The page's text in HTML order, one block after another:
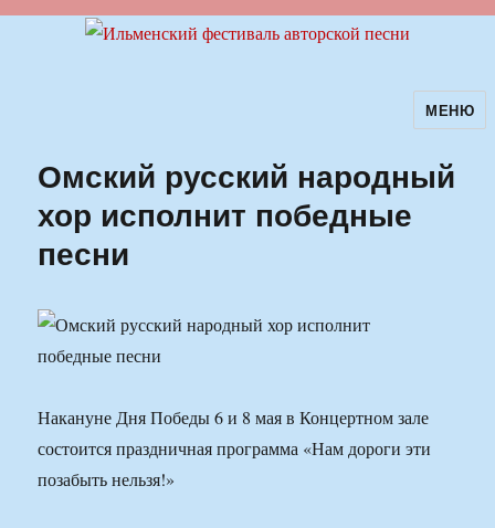
Ильменский фестиваль авторскойМЕНЮ
Омский русский народный
хор исполнит победные
песни
Накануне Дня Победы 6 и 8 мая в Концертном зале
состоится праздничная программа «Нам дороги эти
позабыть нельзя!»